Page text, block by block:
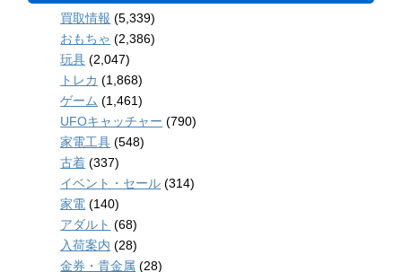
買取情報 (5,339)
おもちゃ (2,386)
玩具 (2,047)
トレカ (1,868)
ゲーム (1,461)
UFOキャッチャー (790)
家電工具 (548)
古着 (337)
イベント・セール (314)
家電 (140)
アダルト (68)
入荷案内 (28)
金券・貴金属 (28)